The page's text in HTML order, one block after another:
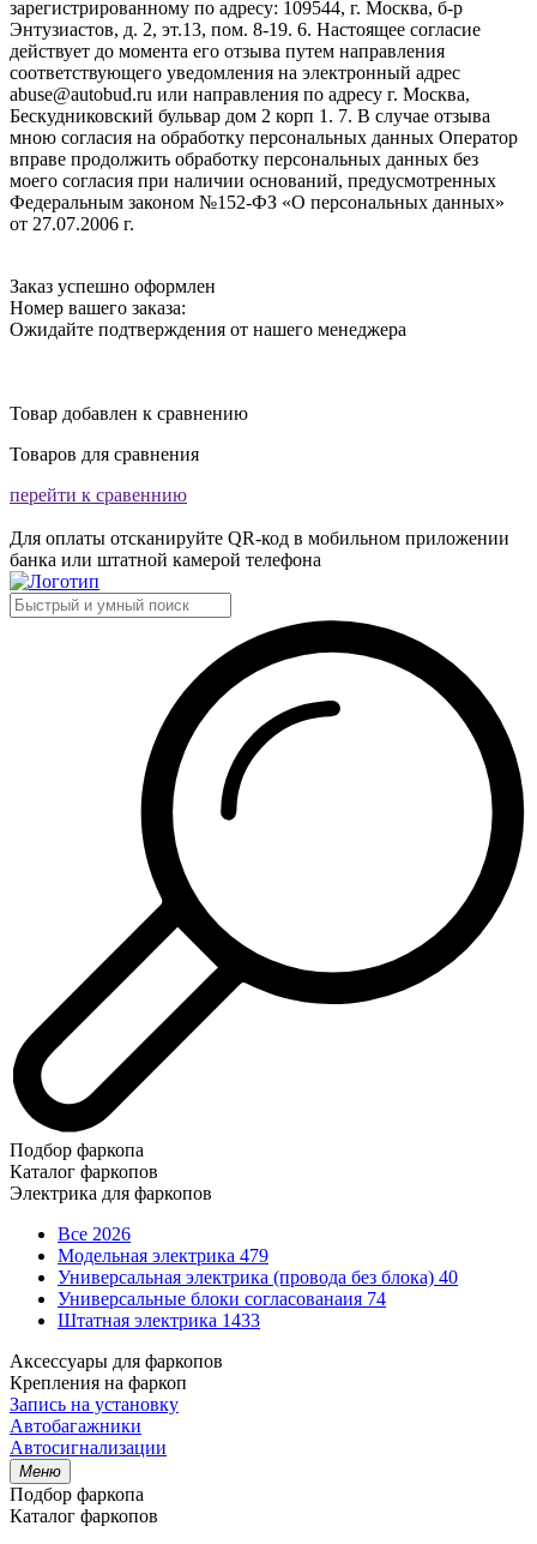
зарегистрированному по адресу: 109544, г. Москва, б-р
Энтузиастов, д. 2, эт.13, пом. 8-19. 6. Настоящее согласие
действует до момента его отзыва путем направления
соответствующего уведомления на электронный адрес
abuse@autobud.ru или направления по адресу г. Москва,
Бескудниковский бульвар дом 2 корп 1. 7. В случае отзыва
мною согласия на обработку персональных данных Оператор
вправе продолжить обработку персональных данных без
моего согласия при наличии оснований, предусмотренных
Федеральным законом №152-ФЗ «О персональных данных»
от 27.07.2006 г.
Заказ успешно оформлен
Номер вашего заказа:
Ожидайте подтверждения от нашего менеджера
Товар добавлен к сравнению
Товаров для сравнения
перейти к сравеннию
Для оплаты отсканируйте QR-код в мобильном приложении
банка или штатной камерой телефона
Подбор фаркопа
Каталог фаркопов
Электрика для фаркопов
Все 2026
Модельная электрика 479
Универсальная электрика (провода без блока) 40
Универсальные блоки согласованаия 74
Штатная электрика 1433
Аксессуары для фаркопов
Крепления на фаркоп
Запись на установку
Автобагажники
Автосигнализации
Меню
Подбор фаркопа
Каталог фаркопов